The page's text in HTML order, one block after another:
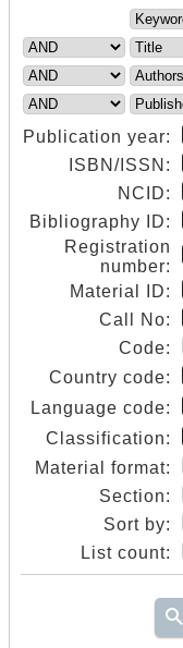
Publication year:
ISBN/ISSN:
NCID:
Bibliography ID:
Registration
number:
Material ID:
Call No:
Code:
Country code:
Language code:
Classification:
Material format:
Section:
Sort by:
List count: